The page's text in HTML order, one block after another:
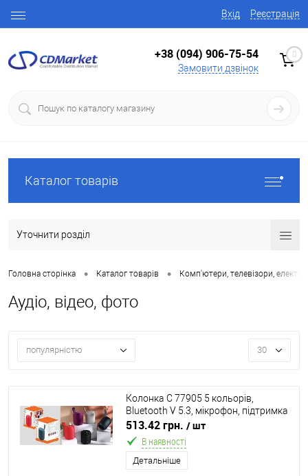
Вхід Реєстрація
+38 (094) 906-75-54
Замовити дзвінок
0
Каталог товарів
Уточнити розділ
Головна сторінка • Каталог товарів • Комп'ютери, телевізори,
Аудіо, відео, фото
популярністю 30
Колонка C 77905 5 кольорів,
Bluetooth V 5.3, мікрофон, підтримка
TF-карти, TWS, роз’єми type-С, USB,
вбудований акумулятор 3,7V, в
коробці, ВИДАЄ
513.42 грн. / шт
В наявності
Детальніше